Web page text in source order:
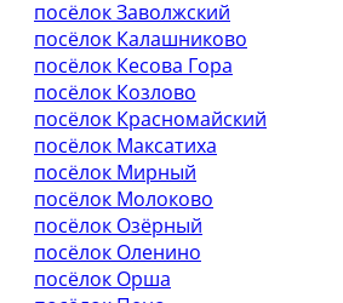
посёлок Заволжский
посёлок Калашниково
посёлок Кесова Гора
посёлок Козлово
посёлок Красномайский
посёлок Максатиха
посёлок Мирный
посёлок Молоково
посёлок Озёрный
посёлок Оленино
посёлок Орша